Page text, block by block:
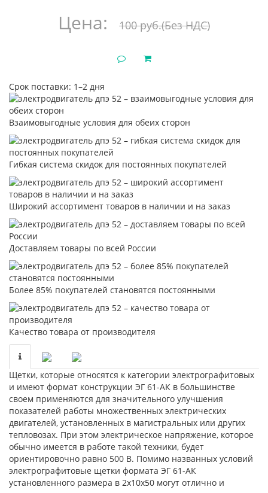
Цена: 100 руб.(Без НДС)
Срок поставки: 1–2 дня
Взаимовыгодные условия для обеих сторон
Гибкая система скидок для постоянных покупателей
Широкий ассортимент товаров в наличии и на заказ
Доставляем товары по всей России
Более 85% покупателей становятся постоянными
Качество товара от производителя
Щетки, которые относятся к категории электрографитовых
и имеют формат конструкции ЭГ 61-АК в большинстве
своем применяются для значительного улучшения
показателей работы множественных электрических
двигателей, установленных в магистральных или других
тепловозах. При этом электрическое напряжение, которое
обычно имеется в работе такой техники, будет
ориентировочно равно 500 В. Помимо названных условий
электрографитовые щетки формата ЭГ 61-АК
установленного размера в 2х10х50 могут отлично и